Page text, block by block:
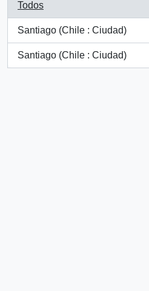
Todos
Santiago (Chile : Ciudad)
, 6 resultados
Santiago (Chile : Ciudad)
, 1 resultados